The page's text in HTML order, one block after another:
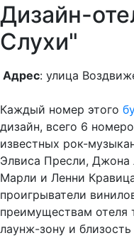
Дизайн-
Слухи"
Адрес: улица
Каждый номер этого
дизайн, всего 6
известных рок-
Элвиса Пресли, Джона
Марли и Ленни
проигрыватели
преимуществам
лаунж-зону и